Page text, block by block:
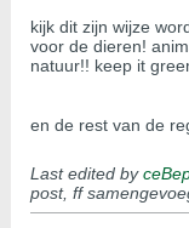
kijk dit zijn wijze
voor de dieren!
natuur!! keep it
en de rest van de
Last edited by
post, ff